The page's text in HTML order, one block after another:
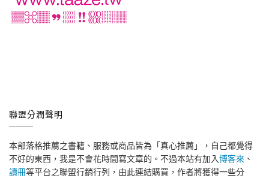
聯盟分潤聲明
本部落格推薦之書籍、服務或商品皆為「真心推薦」，自己都覺得
不好的東西，我是不會花時間寫文章的。不過本站有加入博客來 、
讀冊等平台之聯盟行銷行列，由此連結購買，作者將獲得一些分